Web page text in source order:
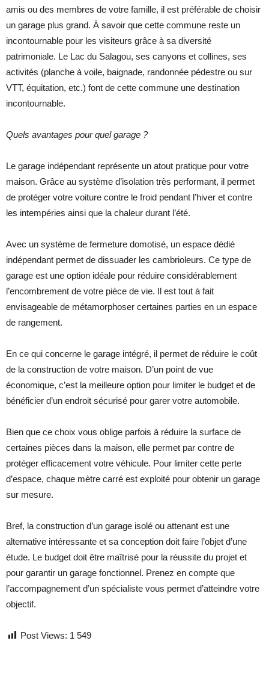
amis ou des membres de votre famille, il est préférable de choisir
un garage plus grand. À savoir que cette commune reste un
incontournable pour les visiteurs grâce à sa diversité
patrimoniale. Le Lac du Salagou, ses canyons et collines, ses
activités (planche à voile, baignade, randonnée pédestre ou sur
VTT, équitation, etc.) font de cette commune une destination
incontournable.
Quels avantages pour quel garage ?
Le garage indépendant représente un atout pratique pour votre
maison. Grâce au système d’isolation très performant, il permet
de protéger votre voiture contre le froid pendant l’hiver et contre
les intempéries ainsi que la chaleur durant l’été.
Avec un système de fermeture domotisé, un espace dédié
indépendant permet de dissuader les cambrioleurs. Ce type de
garage est une option idéale pour réduire considérablement
l’encombrement de votre pièce de vie. Il est tout à fait
envisageable de métamorphoser certaines parties en un espace
de rangement.
En ce qui concerne le garage intégré, il permet de réduire le coût
de la construction de votre maison. D’un point de vue
économique, c’est la meilleure option pour limiter le budget et de
bénéficier d’un endroit sécurisé pour garer votre automobile.
Bien que ce choix vous oblige parfois à réduire la surface de
certaines pièces dans la maison, elle permet par contre de
protéger efficacement votre véhicule. Pour limiter cette perte
d’espace, chaque mètre carré est exploité pour obtenir un garage
sur mesure.
Bref, la construction d’un garage isolé ou attenant est une
alternative intéressante et sa conception doit faire l’objet d’une
étude. Le budget doit être maîtrisé pour la réussite du projet et
pour garantir un garage fonctionnel. Prenez en compte que
l’accompagnement d’un spécialiste vous permet d’atteindre votre
objectif.
Post Views: 1 549